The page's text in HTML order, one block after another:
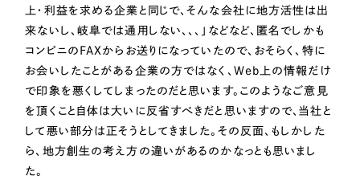
ブランドサイト制作
? よくある質問
リープ・プロジェクト／マーケティング代行
SEO対策によるアクセス獲得、反響獲得などの"Webマーケティング"から、
ライン領域のマーケティングまでまるっと代行
Outsourcing
アウトソーシング（代行支援）
リープ・プロジェクト
リープ・リクルーティング
「採用強化」を目的とした採用業務代行
上・利益を求める企業と同じで、そんな会社に地方活性は出
来ないし、岐阜では通用しない、、、」などなど、匿名でしかも
コンビニのFAXからお送りになっていたので、おそらく、特に
お会いしたことがある企業の方ではなく、Web上の情報だけ
で印象を悪くしてしまったのだと思います。このようなご意見
を頂くこと自体は大いに反省すべきだと思いますので、当社と
して悪い部分は正そうとしてきました。その反面、もしかした
ら、地方創生の考え方の違いがあるのかなっとも思いまし
た。